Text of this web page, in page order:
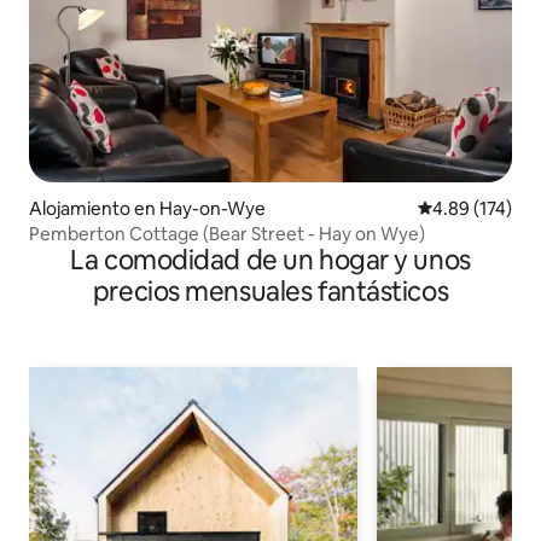
Alojamiento en Hay-on-Wye Calificación
4.89 (174)
Pemberton Cottage (Bear Street - Hay on Wye)
La comodidad de un hogar y unos
precios mensuales fantásticos